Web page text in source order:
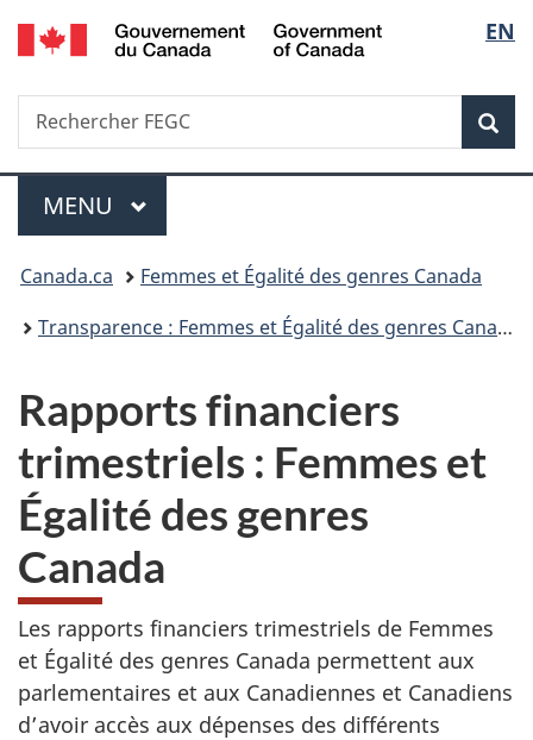
Passer
au
Passer
à
du
Passer
à
simplifiée
de
la
EN
Recherche
Rechercher
FEGC
Menu
MENU PRINCIPAL
Vous
êtes
Canada.ca
Femmes et Égalité des genres Canada
Transparence : Femmes et Égalité des genres Canada
Rapports financiers
trimestriels : Femmes et
Égalité des genres
Canada
Les rapports financiers trimestriels de Femmes
et Égalité des genres Canada permettent aux
parlementaires et aux Canadiennes et Canadiens
d’avoir accès aux dépenses des différents